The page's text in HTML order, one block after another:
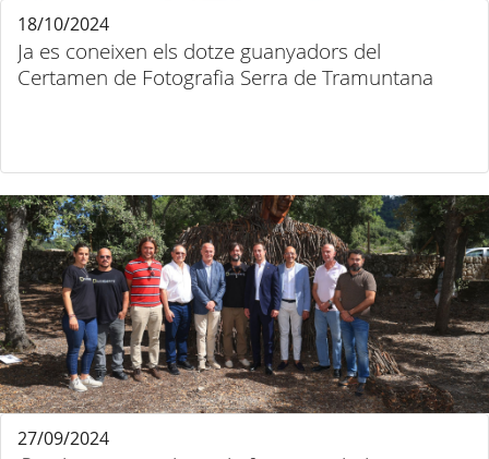
Ja es coneixen els dotze guanyadors del
Certamen de Fotografia Serra de Tramuntana
18/10/2024
27/09/2024